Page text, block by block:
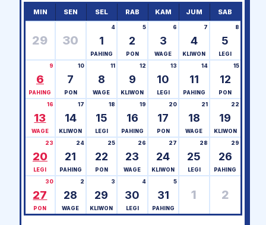
MIN SEN SEL RAB KAM JUM SAB
29 30 1
4
PAHING
2
5
PON
3
6
WAGE
4
7
KLIWON
5
8
LEGI
6
9
PAHING
7
10
PON
8
11
WAGE
9
12
KLIWON
10
13
LEGI
11
14
PAHING
12
15
PON
13
16
WAGE
14
17
KLIWON
15
18
LEGI
16
19
PAHING
17
20
PON
18
21
WAGE
19
22
KLIWON
20
23
LEGI
21
24
PAHING
22
25
PON
23
26
WAGE
24
27
KLIWON
25
28
LEGI
26
29
PAHING
27
30
PON
28
2
WAGE
29
3
KLIWON
30
4
LEGI
31
5
PAHING
1 2